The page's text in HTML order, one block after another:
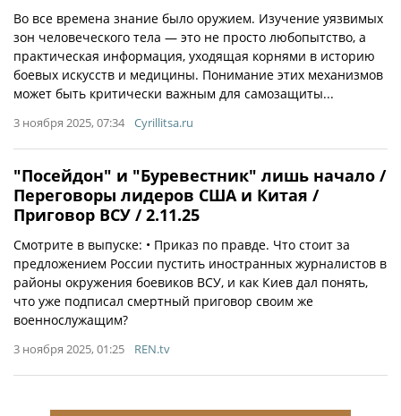
Во все времена знание было оружием. Изучение уязвимых
зон человеческого тела — это не просто любопытство, а
практическая информация, уходящая корнями в историю
боевых искусств и медицины. Понимание этих механизмов
может быть критически важным для самозащиты...
3 ноября 2025, 07:34 Cyrillitsa.ru
"Посейдон" и "Буревестник" лишь начало /
Переговоры лидеров США и Китая /
Приговор ВСУ / 2.11.25
Смотрите в выпуске: • Приказ по правде. Что стоит за
предложением России пустить иностранных журналистов в
районы окружения боевиков ВСУ, и как Киев дал понять,
что уже подписал смертный приговор своим же
военнослужащим?
3 ноября 2025, 01:25 REN.tv